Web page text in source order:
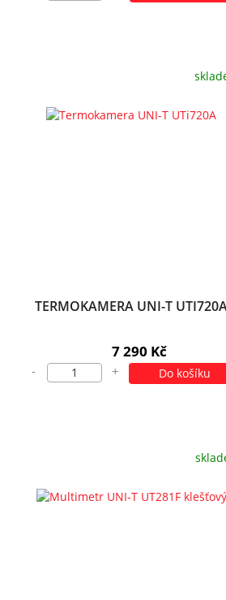
TERMOKAMERA UNI-T
7 290 Kč
- + Do košíku